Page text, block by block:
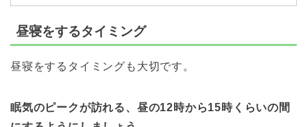
昼寝をするタイミング
昼寝をするタイミングも大切です。
眠気のピークが訪れる、昼の12時から15時くらいの間